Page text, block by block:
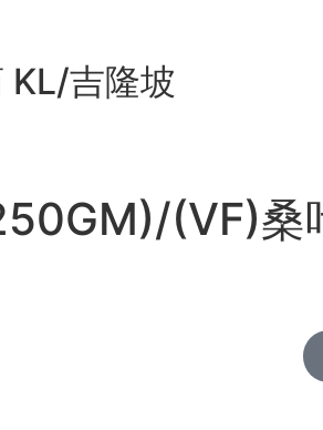
KL/吉隆坡
(VF)